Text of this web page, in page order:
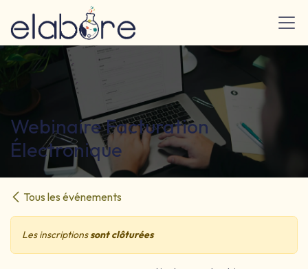
Se rendre au contenu
Webinaire Facturation
Électronique
Tous les événements
Les inscriptionssont clôturées